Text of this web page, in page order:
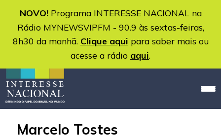
NOVO!Programa INTERESSE NACIONAL na
Rádio MYNEWSVIPFM - 90.9 às sextas-feiras,
8h30 da manhã. Clique aqui para saber mais ou
acesse a rádio aqui.
Marcelo Tostes